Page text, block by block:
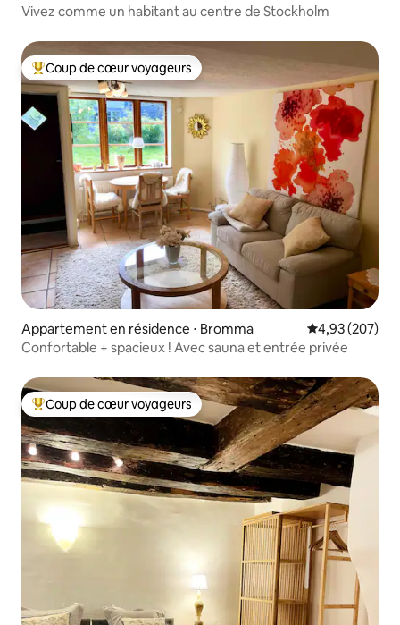
Vivez comme un habitant au centre de Stockholm
Coups de cœur voyageurs les plus appréciés
Coup de cœur voyageurs
Appartement en résidence ⋅ Bromma Évaluation
4,93 (207)
Confortable + spacieux ! Avec sauna et entrée privée
Coups de cœur voyageurs les plus appréciés
Coup de cœur voyageurs